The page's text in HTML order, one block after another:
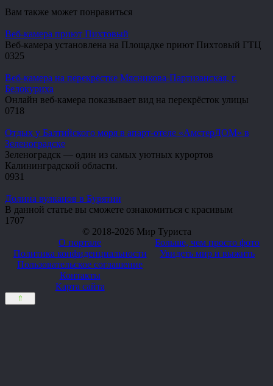
Вам также может понравиться
Веб-камера приют Пихтовый
Веб-камера установлена на Площадке приют Пихтовый ГТЦ
0325
Веб-камера на перекрёстке Мясникова-Партизанская, г.
Белокуриха
Онлайн веб-камера показывает вид на перекрёсток улицы
0718
Отдых у Балтийского моря в апарт-отеле «АмстерДОМ» в
Зеленоградске
Зеленоградск — один из самых уютных курортов
Калининградской области.
0931
Долина вулканов в Бурятии
В данной статье вы сможете ознакомиться с красивым
1 707
© 2018-2026 Мир Туриста
О портале
Политика конфиденциальности
Пользовательское соглашение
Контакты
Карта сайта
Больше, чем просто фото
Увидеть мир и выжить